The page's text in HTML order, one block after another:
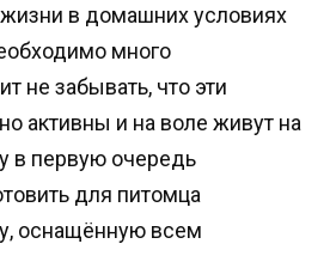
в домашних условиях
много
не забывать, что эти
активны и на воле живут на
в первую очередь
для питомца
оснащённую всем